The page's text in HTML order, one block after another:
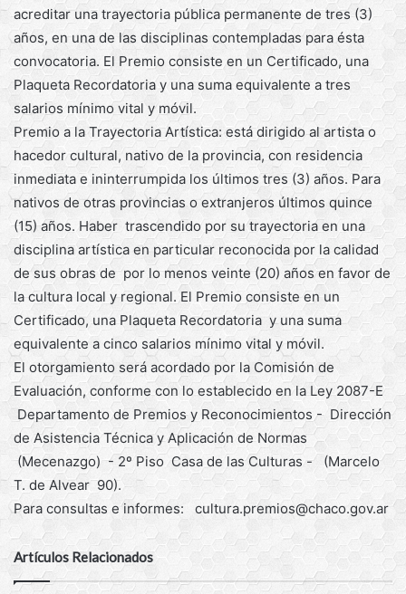
acreditar una trayectoria pública permanente de tres (3)
años, en una de las disciplinas contempladas para ésta
convocatoria. El Premio consiste en un Certificado, una
Plaqueta Recordatoria y una suma equivalente a tres
salarios mínimo vital y móvil.
Premio a la Trayectoria Artística: está dirigido al artista o
hacedor cultural, nativo de la provincia, con residencia
inmediata e ininterrumpida los últimos tres (3) años. Para
nativos de otras provincias o extranjeros últimos quince
(15) años. Haber trascendido por su trayectoria en una
disciplina artística en particular reconocida por la calidad
de sus obras de por lo menos veinte (20) años en favor de
la cultura local y regional. El Premio consiste en un
Certificado, una Plaqueta Recordatoria y una suma
equivalente a cinco salarios mínimo vital y móvil.
El otorgamiento será acordado por la Comisión de
Evaluación, conforme con lo establecido en la Ley 2087-E
Departamento de Premios y Reconocimientos - Dirección
de Asistencia Técnica y Aplicación de Normas
(Mecenazgo) - 2º Piso Casa de las Culturas - (Marcelo
T. de Alvear 90).
Para consultas e informes: cultura.premios@chaco.gov.ar
Artículos Relacionados